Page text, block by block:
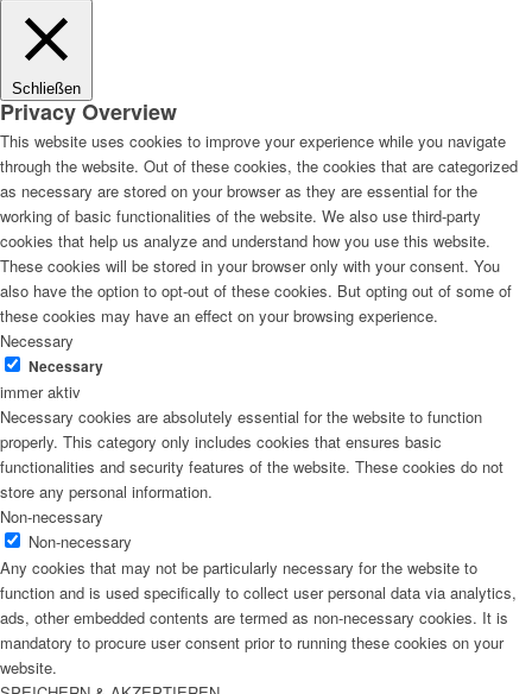
Schließen
Privacy Overview
This website uses cookies to improve your experience while you navigate
through the website. Out of these cookies, the cookies that are categorized
as necessary are stored on your browser as they are essential for the
working of basic functionalities of the website. We also use third-party
cookies that help us analyze and understand how you use this website.
These cookies will be stored in your browser only with your consent. You
also have the option to opt-out of these cookies. But opting out of some of
these cookies may have an effect on your browsing experience.
Necessary
Necessary
immer aktiv
Necessary cookies are absolutely essential for the website to function
properly. This category only includes cookies that ensures basic
functionalities and security features of the website. These cookies do not
store any personal information.
Non-necessary
Non-necessary
Any cookies that may not be particularly necessary for the website to
function and is used specifically to collect user personal data via analytics,
ads, other embedded contents are termed as non-necessary cookies. It is
mandatory to procure user consent prior to running these cookies on your
website.